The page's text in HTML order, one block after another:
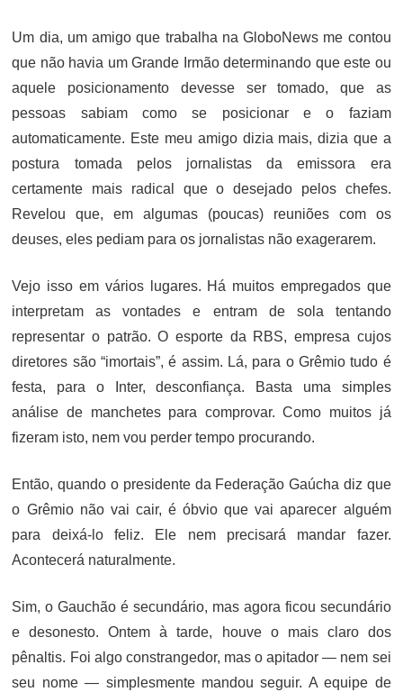
Um dia, um amigo que trabalha na GloboNews me contou
que não havia um Grande Irmão determinando que este ou
aquele posicionamento devesse ser tomado, que as
pessoas sabiam como se posicionar e o faziam
automaticamente. Este meu amigo dizia mais, dizia que a
postura tomada pelos jornalistas da emissora era
certamente mais radical que o desejado pelos chefes.
Revelou que, em algumas (poucas) reuniões com os
deuses, eles pediam para os jornalistas não exagerarem.
Vejo isso em vários lugares. Há muitos empregados que
interpretam as vontades e entram de sola tentando
representar o patrão. O esporte da RBS, empresa cujos
diretores são “imortais”, é assim. Lá, para o Grêmio tudo é
festa, para o Inter, desconfiança. Basta uma simples
análise de manchetes para comprovar. Como muitos já
fizeram isto, nem vou perder tempo procurando.
Então, quando o presidente da Federação Gaúcha diz que
o Grêmio não vai cair, é óbvio que vai aparecer alguém
para deixá-lo feliz. Ele nem precisará mandar fazer.
Acontecerá naturalmente.
Sim, o Gauchão é secundário, mas agora ficou secundário
e desonesto. Ontem à tarde, houve o mais claro dos
pênaltis. Foi algo constrangedor, mas o apitador — nem sei
seu nome — simplesmente mandou seguir. A equipe de